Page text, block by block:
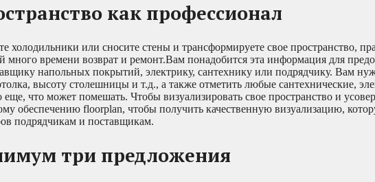
как профессионал
холодильники или сносите стены и трансформируете свое пространство,
много времени возврат и ремонт.Вам понадобится эта информация для
напольных покрытий, электрику, сантехнику или подрядчику. Вам
высоту столешницы и т.д., а также отметить любые сантехнические,
что может помешать. Чтобы визуализировать свое пространство и
обеспечению floorplan, чтобы получить качественную визуализацию,
подрядчикам и поставщикам.
три предложения